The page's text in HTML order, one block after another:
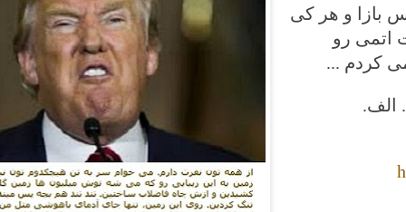
بازا و هر کی
اتمی رو
کردم ...
الف.